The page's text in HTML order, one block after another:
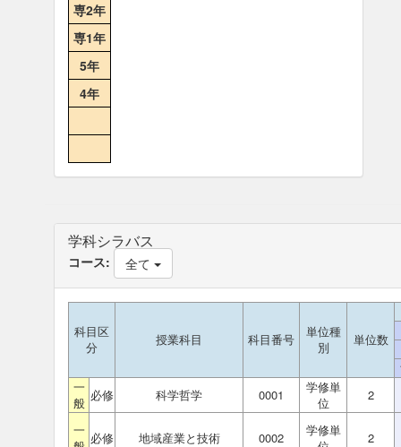
専2年
専1年
5年
4年
学科シラバス
コース: 全て
科目区
分
授業科目 科目番号
単位種
別
単位数
一
般 必修 科学哲学 0001
学修単
位
2
一 必修 地域産業と技術 0002
学修単
2